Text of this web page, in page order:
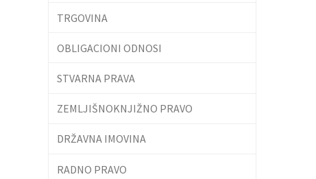
TRGOVINA
OBLIGACIONI ODNOSI
STVARNA PRAVA
ZEMLJIŠNOKNJIŽNO PRAVO
DRŽAVNA IMOVINA
RADNO PRAVO